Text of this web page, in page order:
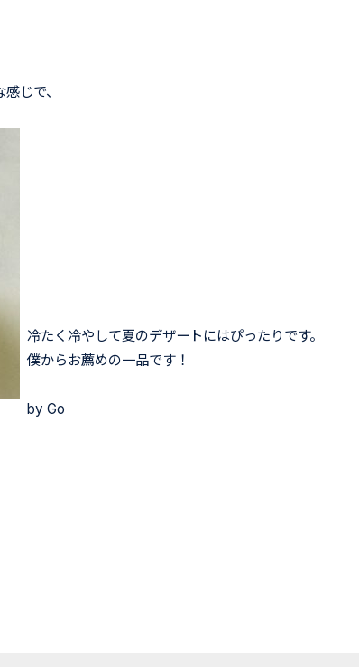
じで、
冷たく冷やして夏のデザートにはぴったりです。
僕からお薦めの一品です！
by Go